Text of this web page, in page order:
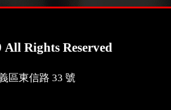
Rights Reserved
區東信路 33 號